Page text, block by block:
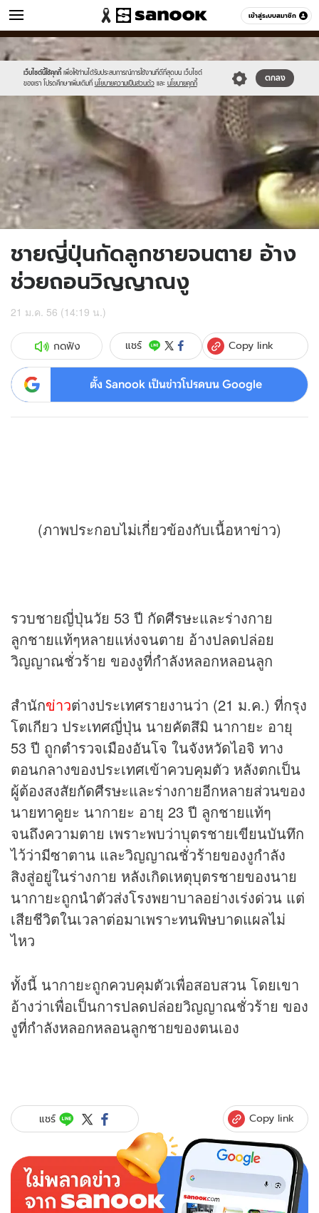
เข้าสู่ระบบสมาชิก
ข่าว หมวดอื่นๆ
เว็บไซต์นี้ใช้คุกกี้ เพื่อให้ท่านได้รับประสบการณ์การใช้งานที่ดีที่สุดบน เว็บไซต์
ของเรา โปรดศึกษาเพิ่มเติมที่ นโยบายความเป็นส่วนตัว และ นโยบายคุกกี้
ตกลง
Sanook
//s.isanook.com/sr/0/images/logo-
new-
sanook.png
//s.isanook.com/ns/0/ud/233/1165370/2.jpg
ชายญี่ปุ่นกัดลูกชายจนตาย อ้าง
ช่วยถอนวิญญาณงู
21 ม.ค. 56 (14:19 น.)
กดฟัง แชร์ Copy link
ตั้ง Sanook เป็นข่าวโปรดบน Google
(ภาพประกอบไม่เกี่ยวข้องกับเนื้อหาข่าว)
รวบชายญี่ปุ่นวัย 53 ปี กัดศีรษะและร่างกาย
ลูกชายแท้ๆหลายแห่งจนตาย อ้างปลดปล่อย
วิญญาณชั่วร้าย ของงูที่กำลังหลอกหลอนลูก
สำนักข่าวต่างประเทศรายงานว่า (21 ม.ค.) ที่กรุง
โตเกียว ประเทศญี่ปุ่น นายคัตสึมิ นากายะ อายุ
53 ปี ถูกตำรวจเมืองอันโจ ในจังหวัดไอจิ ทาง
ตอนกลางของประเทศเข้าควบคุมตัว หลังตกเป็น
ผู้ต้องสงสัยกัดศีรษะและร่างกายอีกหลายส่วนของ
นายทาคูยะ นากายะ อายุ 23 ปี ลูกชายแท้ๆ
จนถึงความตาย เพราะพบว่าบุตรชายเขียนบันทึก
ไว้ว่ามีซาตาน และวิญญาณชั่วร้ายของงูกำลัง
สิงสู่อยู่ในร่างกาย หลังเกิดเหตุบุตรชายของนาย
นากายะถูกนำตัวส่งโรงพยาบาลอย่างเร่งด่วน แต่
เสียชีวิตในเวลาต่อมาเพราะทนพิษบาดแผลไม่
ไหว
ทั้งนี้ นากายะถูกควบคุมตัวเพื่อสอบสวน โดยเขา
อ้างว่าเพื่อเป็นการปลดปล่อยวิญญาณชั่วร้าย ของ
งูที่กำลังหลอกหลอนลูกชายของตนเอง
แชร์ Copy link